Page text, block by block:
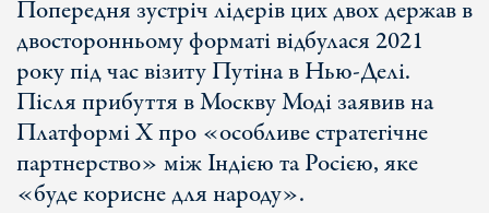
Попередня зустріч лідерів цих двох держав в
двосторонньому форматі відбулася 2021
року під час візиту Путіна в Нью-Делі.
Після прибуття в Москву Моді заявив на
Платформі Х про «особливе стратегічне
партнерство» між Індією та Росією, яке
«буде корисне для народу».